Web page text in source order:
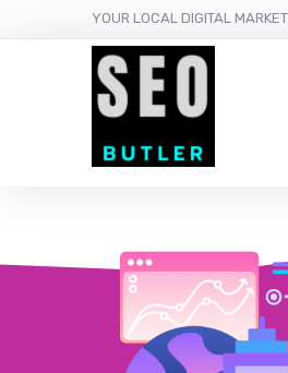
YOUR LOCAL DIGITAL